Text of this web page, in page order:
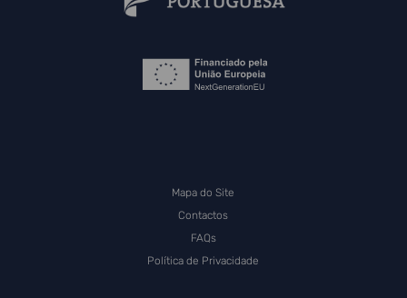
Mapa do Site
Contactos
FAQs
Política de Privacidade